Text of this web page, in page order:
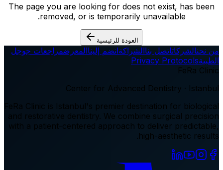
The page you are looking for does not exist, has been
removed, or is temporarily unavailable.
العودة للرئيسية
من نحنالشركاتاتصل بناالشراكةانضم إليناالمعرضمراجعات جوجل
الطبيةPrivacy Protocols
FeRa Clinic
Center for Advanced Dentistry · Istanbul
FeRa Clinic is Istanbul's premier destination for biological
and restorative dentistry. We combine surgical precision
with a patient-centered approach to deliver predictable,
high-aesthetic results.